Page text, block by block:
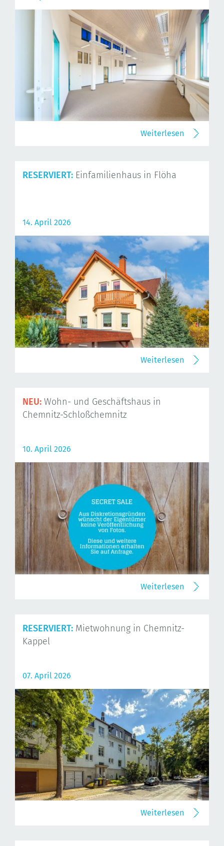
Weiterlesen
RESERVIERT: Einfamilienhaus in Flöha
14. April 2026
Weiterlesen
NEU: Wohn- und Geschäftshaus in
Chemnitz-Schloßchemnitz
10. April 2026
Weiterlesen
RESERVIERT: Mietwohnung in Chemnitz-
Kappel
07. April 2026
Weiterlesen